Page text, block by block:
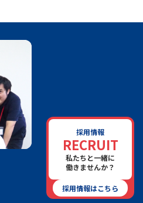
採用情報
RECRUIT
私たちと一緒に
働きませんか？
採用情報はこちら